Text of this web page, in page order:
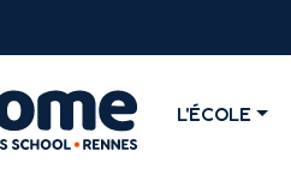
L'ÉCOLE